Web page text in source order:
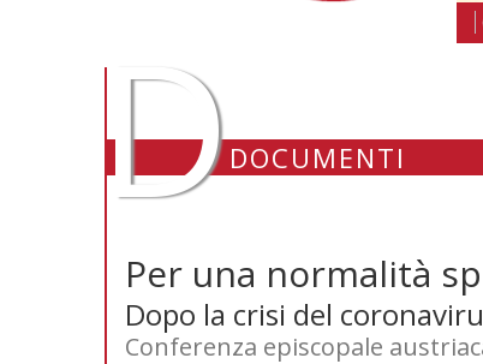
DDOCUMENTI
Per una normalità
Dopo la crisi del
Conferenza episcopale